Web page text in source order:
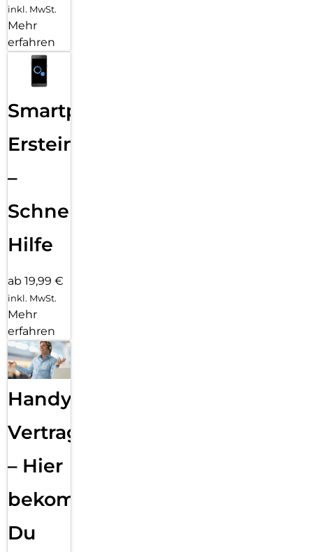
inkl. MwSt.
Mehr
erfahren
Smartphone
Ersteinrichtung
–
Schnelle
Hilfe
ab 19,99 €
inkl. MwSt.
Mehr
erfahren
Handy
Vertragsabwicklung
– Hier
bekommst
Du